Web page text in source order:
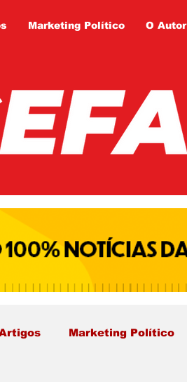
Marketing Político O Autor
Marketing Político